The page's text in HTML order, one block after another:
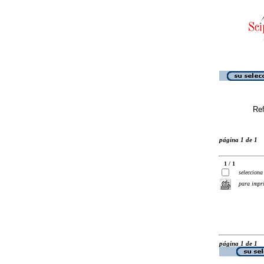
página 1 de 1
1 / 1
selecciona
para
página 1 de 1